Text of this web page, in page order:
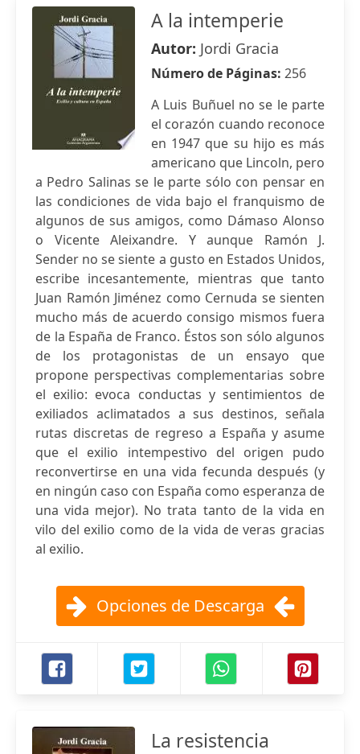
A la intemperie
Autor: Jordi Gracia
Número de Páginas: 256
A Luis Buñuel no se le parte
el corazón cuando reconoce
en 1947 que su hijo es más
americano que Lincoln, pero
a Pedro Salinas se le parte sólo con pensar en
las condiciones de vida bajo el franquismo de
algunos de sus amigos, como Dámaso Alonso
o Vicente Aleixandre. Y aunque Ramón J.
Sender no se siente a gusto en Estados Unidos,
escribe incesantemente, mientras que tanto
Juan Ramón Jiménez como Cernuda se sienten
mucho más de acuerdo consigo mismos fuera
de la España de Franco. Éstos son sólo algunos
de los protagonistas de un ensayo que
propone perspectivas complementarias sobre
el exilio: evoca conductas y sentimientos de
exiliados aclimatados a sus destinos, señala
rutas discretas de regreso a España y asume
que el exilio intempestivo del origen pudo
reconvertirse en una vida fecunda después (y
en ningún caso con España como esperanza de
una vida mejor). No trata tanto de la vida en
vilo del exilio como de la vida de veras gracias
al exilio.
Opciones de Descarga
La resistencia